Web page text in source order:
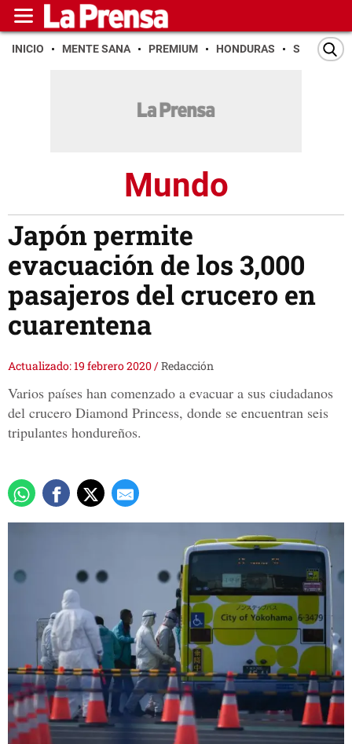
INICIO MENTE SANA PREMIUM HONDURAS SAN PEDRO
Mundo
Japón permite
evacuación de los 3,000
pasajeros del crucero en
cuarentena
Actualizado: 19 febrero 2020/Redacción
Varios países han comenzado a evacuar a sus ciudadanos
del crucero Diamond Princess, donde se encuentran seis
tripulantes hondureños.